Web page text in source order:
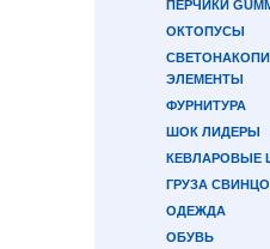
ПЕРЧИКИ
ОКТОПУСЫ
ЭЛЕМЕНТЫ
ФУРНИТУРА
ШОК ЛИДЕРЫ
КЕВЛАРОВЫЕ
ГРУЗА
ОДЕЖДА
ОБУВЬ